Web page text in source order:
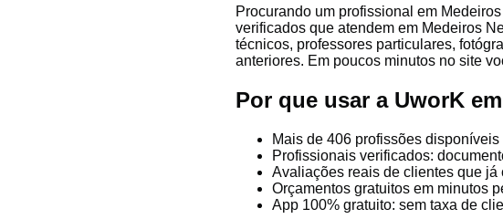
Procurando um profissional em
verificados que atendem em Medeiros
técnicos, professores particulares,
anteriores. Em poucos minutos no site
Por que usar a UworK
Mais de 406 profissões
Profissionais verificados:
Avaliações reais de clientes que já
Orçamentos gratuitos em minutos
App 100% gratuito: sem taxa de